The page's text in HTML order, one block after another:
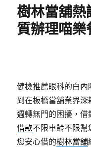
樹林當舖
質辦理喵
健檢推薦眼科的白
到在板橋當舖業界深
週轉無門的困擾，
借款不限車齡不限
您安心借的樹林當舖